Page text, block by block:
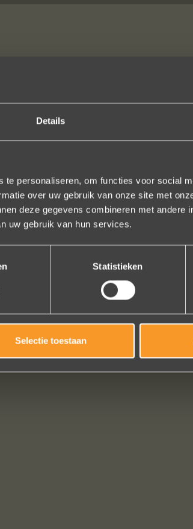
Details
personaliseren, om functies voor social
over uw gebruik van onze site met
deze gegevens combineren met andere
uw gebruik van hun services.
Statistieken
Selectie toestaan
gewoon prachtig en subtiel tegelijk. Héél veel
om bij Wim Meeusen sierraden aan te schaffen!
Bekijk al onze reviews